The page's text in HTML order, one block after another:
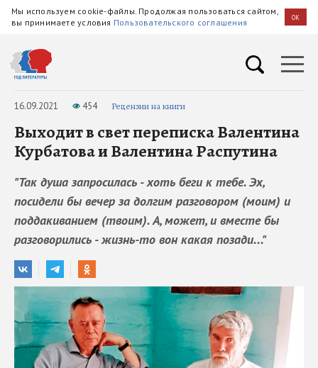
Мы используем cookie-файлы. Продолжая пользоваться сайтом,
вы принимаете условия Пользовательского соглашения OK
16.09.2021 454 Рецензии на книги
Выходит в свет переписка Валентина
Курбатова и Валентина Распутина
"Так душа запросилась - хоть беги к тебе. Эх,
посидели бы вечер за долгим разговором (моим) и
поддакиванием (твоим). А, может, и вместе бы
разговорились - жизнь-то вон какая позади..."